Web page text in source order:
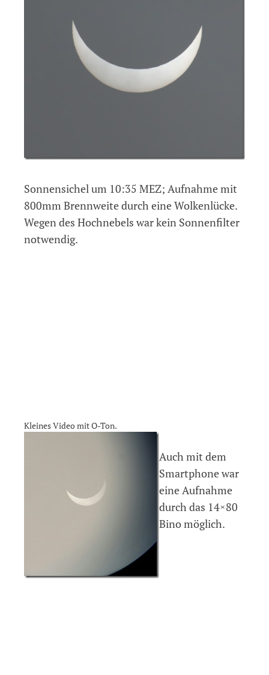
Sonnensichel um 10:35 MEZ; Aufnahme mit
800mm Brennweite durch eine Wolkenlücke.
Wegen des Hochnebels war kein Sonnenfilter
notwendig.
Kleines Video mit O-Ton.
Auch mit dem
Smartphone war
eine Aufnahme
durch das 14×80
Bino möglich.